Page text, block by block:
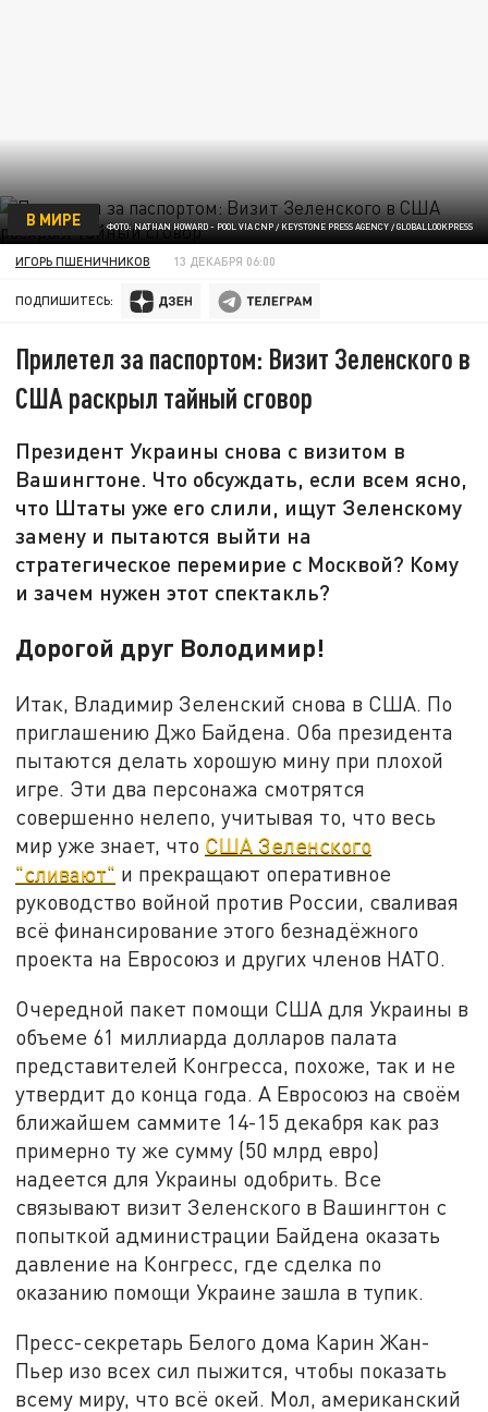
ФОТО: NATHAN HOWARD - POOL VIA CNP / KEYSTONE PRESS AGENCY / GLOBALLOOKPRESS
В МИРЕ
ИГОРЬ ПШЕНИЧНИКОВ 13 ДЕКАБРЯ 06:00
ПОДПИШИТЕСЬ:
Прилетел за паспортом: Визит Зеленского в
США раскрыл тайный сговор
Президент Украины снова с визитом в
Вашингтоне. Что обсуждать, если всем ясно,
что Штаты уже его слили, ищут Зеленскому
замену и пытаются выйти на
стратегическое перемирие с Москвой? Кому
и зачем нужен этот спектакль?
Дорогой друг Володимир!
Итак, Владимир Зеленский снова в США. По
приглашению Джо Байдена. Оба президента
пытаются делать хорошую мину при плохой
игре. Эти два персонажа смотрятся
совершенно нелепо, учитывая то, что весь
мир уже знает, что США Зеленского
"сливают" и прекращают оперативное
руководство войной против России, сваливая
всё финансирование этого безнадёжного
проекта на Евросоюз и других членов НАТО.
Очередной пакет помощи США для Украины в
объеме 61 миллиарда долларов палата
представителей Конгресса, похоже, так и не
утвердит до конца года. А Евросоюз на своём
ближайшем саммите 14-15 декабря как раз
примерно ту же сумму (50 млрд евро)
надеется для Украины одобрить. Все
связывают визит Зеленского в Вашингтон с
попыткой администрации Байдена оказать
давление на Конгресс, где сделка по
оказанию помощи Украине зашла в тупик.
Пресс-секретарь Белого дома Карин Жан-
Пьер изо всех сил пыжится, чтобы показать
всему миру, что всё окей. Мол, американский